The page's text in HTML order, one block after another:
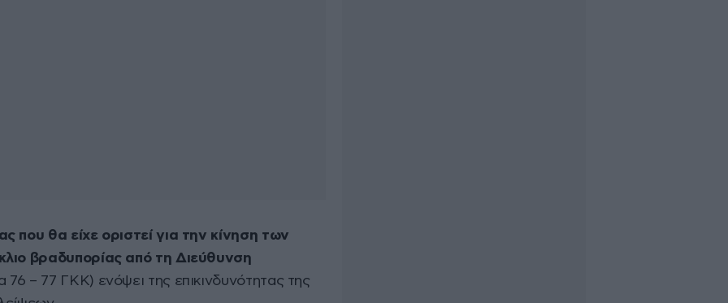
που θα είχε οριστεί για την κίνηση των
βραδυπορίας από τη Διεύθυνση
– 77 ΓΚΚ) ενόψει της επικινδυνότητας της